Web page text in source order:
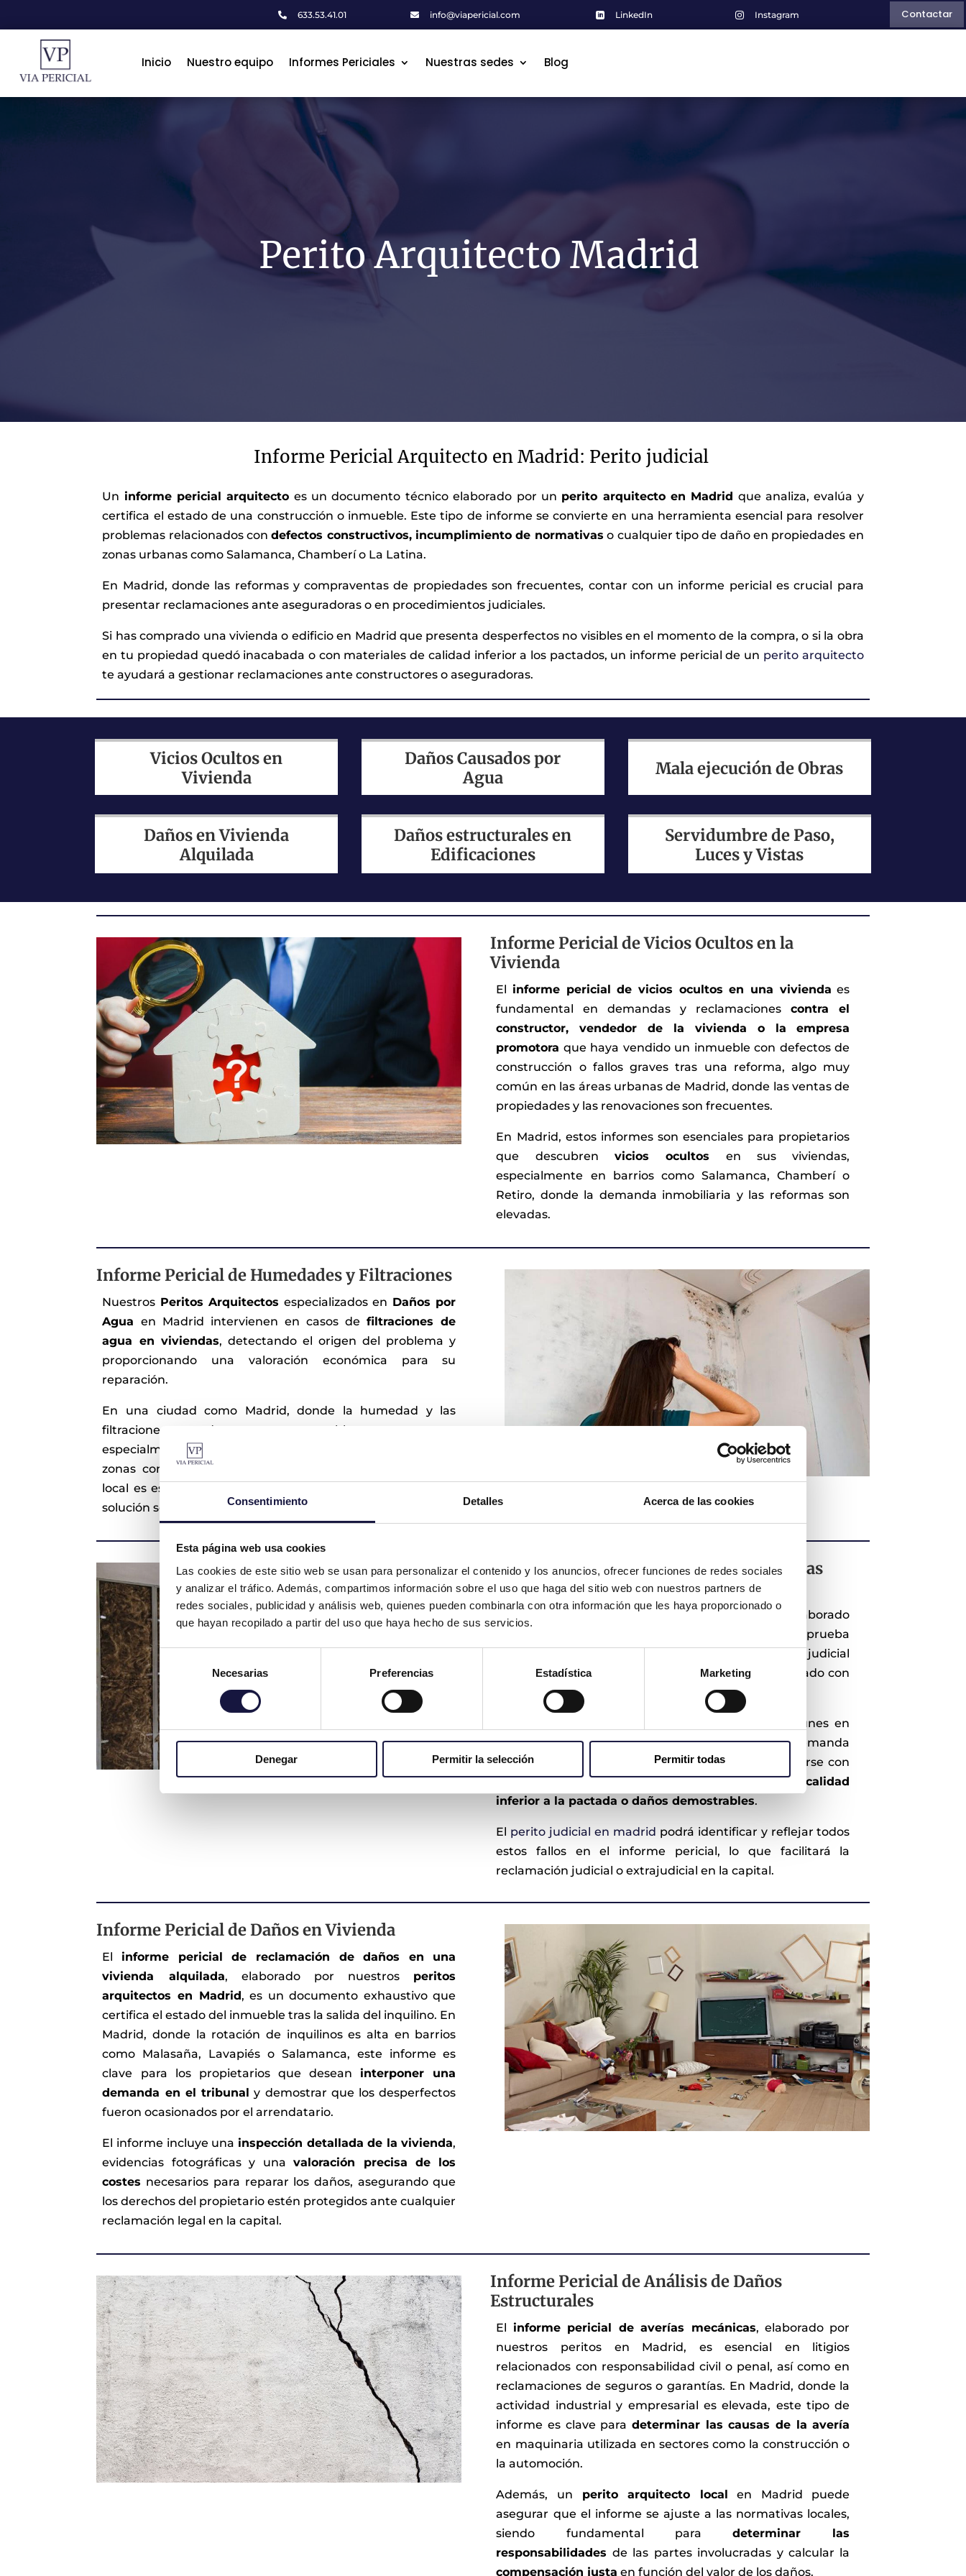
Consentimiento Detalles Acerca de las cookies
Esta página web usa cookies
Las cookies de este sitio web se usan para personalizar el contenido y los anuncios, ofrecer funciones de redes sociales
y analizar el tráfico. Además, compartimos información sobre el uso que haga del sitio web con nuestros partners de
redes sociales, publicidad y análisis web, quienes pueden combinarla con otra información que les haya proporcionado o
que hayan recopilado a partir del uso que haya hecho de sus servicios.
Selección
de
consentimiento
Necesarias Preferencias Estadística Marketing
Denegar Permitir la selección Permitir todas
 633.53.41.01  info@viapericial.com  LinkedIn  Instagram Contactar
Inicio Nuestro equipo Informes Periciales Nuestras sedes Blog
Inicio Nuestro equipo Informes Periciales Nuestras sedes Blog
Perito Arquitecto Madrid
Informe Pericial Arquitecto en Madrid: Perito judicial
Un informe pericial arquitecto es un documento técnico elaborado por un perito arquitecto en Madrid que analiza, evalúa y
certifica el estado de una construcción o inmueble. Este tipo de informe se convierte en una herramienta esencial para resolver
problemas relacionados condefectos constructivos, incumplimiento de normativas o cualquier tipo de daño en propiedades en
zonas urbanas como Salamanca, Chamberí o La Latina.
En Madrid, donde las reformas y compraventas de propiedades son frecuentes, contar con un informe pericial es crucial para
presentar reclamaciones ante aseguradoras o en procedimientos judiciales.
Si has comprado una vivienda o edificio en Madrid que presenta desperfectos no visibles en el momento de la compra, o si la obra
en tu propiedad quedó inacabada o con materiales de calidad inferior a los pactados, un informe pericial de un perito arquitecto
te ayudará a gestionar reclamaciones ante constructores o aseguradoras.
Vicios Ocultos en
Vivienda
Daños Causados por
Agua
Mala ejecución de Obras
Daños en Vivienda
Alquilada
Daños estructurales en
Edificaciones
Servidumbre de Paso,
Luces y Vistas
Informe Pericial de Vicios Ocultos en la
Vivienda
El informe pericial de vicios ocultos en una vivienda es
fundamental en demandas y reclamacionescontra el
constructor, vendedor de la vivienda o la empresa
promotora que haya vendido un inmueble con defectos de
construcción o fallos graves tras una reforma, algo muy
común en las áreas urbanas de Madrid, donde las ventas de
propiedades y las renovaciones son frecuentes.
En Madrid, estos informes son esenciales para propietarios
que descubrenvicios ocultos en sus viviendas,
especialmente en barrios como Salamanca, Chamberí o
Retiro, donde la demanda inmobiliaria y las reformas son
elevadas.
Informe Pericial de Humedades y Filtraciones
Nuestros Peritos Arquitectos especializados en Daños por
Agua en Madrid intervienen en casos defiltraciones de
agua en viviendas, detectando el origen del problema y
proporcionando una valoración económica para su
reparación.
En una ciudad como Madrid, donde la humedad y las
filtraciones pueden ser un problema recurrente,
especialmente en inmuebles antiguos o mal mantenidos en
zonas como Malasaña o Chamberí, contar con un perito
local es esencial para identificar la causa y asegurar que la
solución sea adecuada.
Informe Pericial de Arquitectura por Malas
Prácticas Constructivas
informe pericial por malas prácticas en obra
, elaborado
, es una prueba
legal que puede ser utilizada en un procedimiento judicial
certificar el incumplimiento del contrato
firmado con
el constructor o reformista.
En Madrid, donde las obras de reforma son comunes en
zonas como el centro histórico o barrios de alta demanda
como Salamanca o Chamberí, es habitual encontrarse con
problemas comoobras inacabadas, materiales de calidad
inferior a la pactada o daños demostrables.
El perito judicial en madrid podrá identificar y reflejar todos
estos fallos en el informe pericial, lo que facilitará la
reclamación judicial o extrajudicial en la capital.
Informe Pericial de Daños en Vivienda
El informe pericial de reclamación de daños en una
vivienda alquilada, elaborado por nuestros peritos
arquitectos en Madrid, es un documento exhaustivo que
certifica el estado del inmueble tras la salida del inquilino. En
Madrid, donde la rotación de inquilinos es alta en barrios
como Malasaña, Lavapiés o Salamanca, este informe es
clave para los propietarios que desean interponer una
demanda en el tribunal y demostrar que los desperfectos
fueron ocasionados por el arrendatario.
El informe incluye una inspección detallada de la vivienda,
evidencias fotográficas y unavaloración precisa de los
costes necesarios para reparar los daños, asegurando que
los derechos del propietario estén protegidos ante cualquier
reclamación legal en la capital.
Informe Pericial de Análisis de Daños
Estructurales
El informe pericial de averías mecánicas, elaborado por
nuestros peritos en Madrid, es esencial en litigios
relacionados con responsabilidad civil o penal, así como en
reclamaciones de seguros o garantías. En Madrid, donde la
actividad industrial y empresarial es elevada, este tipo de
informe es clave paradeterminar las causas de la avería
en maquinaria utilizada en sectores como la construcción o
la automoción.
Además, un perito arquitecto local en Madrid puede
asegurar que el informe se ajuste a las normativas locales,
siendo fundamental paradeterminar las
responsabilidades de las partes involucradas y calcular la
compensación justa en función del valor de los daños.